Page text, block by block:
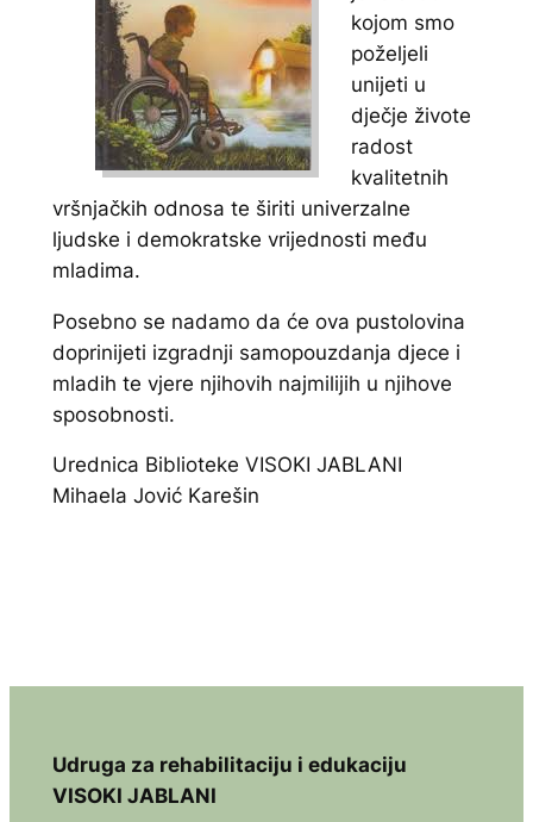
kojom smo
poželjeli
unijeti u
dječje živote
radost
kvalitetnih
vršnjačkih odnosa te širiti univerzalne
ljudske i demokratske vrijednosti među
mladima.
Posebno se nadamo da će ova pustolovina
doprinijeti izgradnji samopouzdanja djece i
mladih te vjere njihovih najmilijih u njihove
sposobnosti.
Urednica Biblioteke VISOKI JABLANI
Mihaela Jović Karešin
Udruga za rehabilitaciju i edukaciju
VISOKI JABLANI